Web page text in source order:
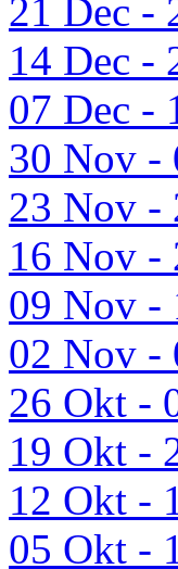
21 Dec -
14 Dec -
07 Dec -
30 Nov -
23 Nov -
16 Nov -
09 Nov -
02 Nov -
26 Okt -
19 Okt -
12 Okt -
05 Okt -